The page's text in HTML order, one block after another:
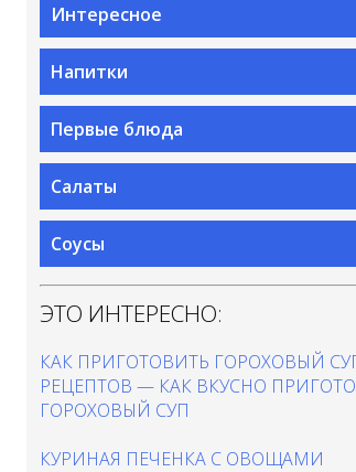
Интересное
Напитки
Первые блюда
Салаты
Соусы
ЭТО ИНТЕРЕСНО:
КАК ПРИГОТОВИТЬ ГОРОХОВЫЙ
РЕЦЕПТОВ — КАК ВКУСНО
ГОРОХОВЫЙ СУП
КУРИНАЯ ПЕЧЕНКА С ОВОЩАМИ